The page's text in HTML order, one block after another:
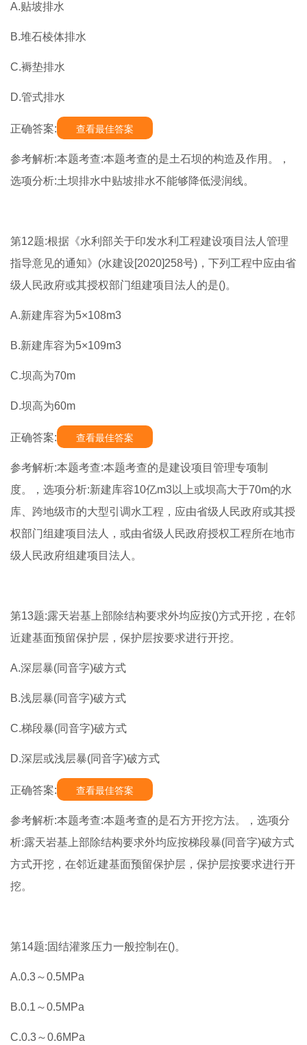
A.贴坡排水
B.堆石棱体排水
C.褥垫排水
D.管式排水
正确答案: 查看最佳答案
参考解析:本题考查:本题考查的是土石坝的构造及作用。，
选项分析:土坝排水中贴坡排水不能够降低浸润线。
第12题:根据《水利部关于印发水利工程建设项目法人管理
指导意见的通知》(水建设[2020]258号)，下列工程中应由省
级人民政府或其授权部门组建项目法人的是()。
A.新建库容为5×108m3
B.新建库容为5×109m3
C.坝高为70m
D.坝高为60m
正确答案: 查看最佳答案
参考解析:本题考查:本题考查的是建设项目管理专项制
度。，选项分析:新建库容10亿m3以上或坝高大于70m的水
库、跨地级市的大型引调水工程，应由省级人民政府或其授
权部门组建项目法人，或由省级人民政府授权工程所在地市
级人民政府组建项目法人。
第13题:露天岩基上部除结构要求外均应按()方式开挖，在邻
近建基面预留保护层，保护层按要求进行开挖。
A.深层暴(同音字)破方式
B.浅层暴(同音字)破方式
C.梯段暴(同音字)破方式
D.深层或浅层暴(同音字)破方式
正确答案: 查看最佳答案
参考解析:本题考查:本题考查的是石方开挖方法。，选项分
析:露天岩基上部除结构要求外均应按梯段暴(同音字)破方式
方式开挖，在邻近建基面预留保护层，保护层按要求进行开
挖。
第14题:固结灌浆压力一般控制在()。
A.0.3～0.5MPa
B.0.1～0.5MPa
C.0.3～0.6MPa